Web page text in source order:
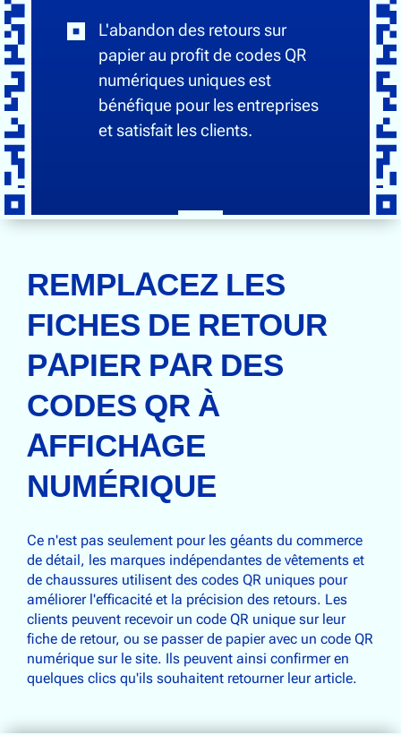
L'abandon des retours sur
papier au profit de codes QR
numériques uniques est
bénéfique pour les entreprises
et satisfait les clients.
REMPLACEZ LES
FICHES DE RETOUR
PAPIER PAR DES
CODES QR À
AFFICHAGE
NUMÉRIQUE
Ce n'est pas seulement pour les géants du commerce
de détail, les marques indépendantes de vêtements et
de chaussures utilisent des codes QR uniques pour
améliorer l'efficacité et la précision des retours. Les
clients peuvent recevoir un code QR unique sur leur
fiche de retour, ou se passer de papier avec un code QR
numérique sur le site. Ils peuvent ainsi confirmer en
quelques clics qu'ils souhaitent retourner leur article.